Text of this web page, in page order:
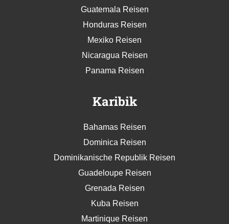
Guatemala Reisen
Honduras Reisen
Mexiko Reisen
Nicaragua Reisen
Panama Reisen
Karibik
Bahamas Reisen
Dominica Reisen
Dominikanische Republik Reisen
Guadeloupe Reisen
Grenada Reisen
Kuba Reisen
Martinique Reisen